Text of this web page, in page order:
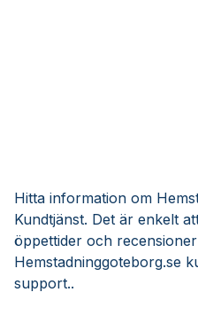
Hitta information om
Kundtjänst. Det är enkelt
öppettider och
Hemstadninggoteborg.se
support..